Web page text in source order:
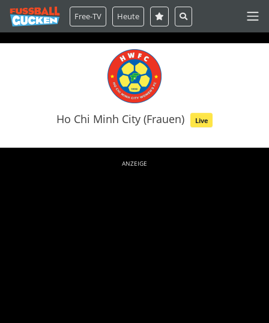
Free-TV Heute
Ho Chi Minh City (Frauen) Live
ANZEIGE